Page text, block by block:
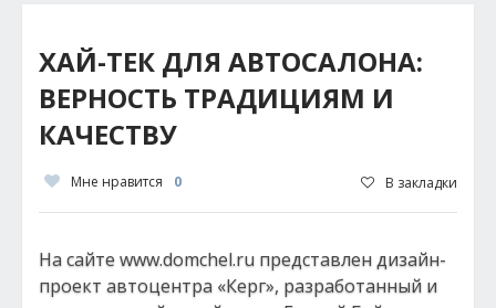
ХАЙ-ТЕК ДЛЯ АВТОСАЛОНА:
ВЕРНОСТЬ ТРАДИЦИЯМ И
КАЧЕСТВУ
Мне нравится 0 В закладки
На сайте www.domchel.ru представлен дизайн-
проект автоцентра «Керг», разработанный и